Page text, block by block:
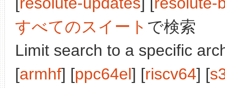
すべてのスイート で検索
Limit search to a specific
[armhf] [ppc64el] [riscv64] [